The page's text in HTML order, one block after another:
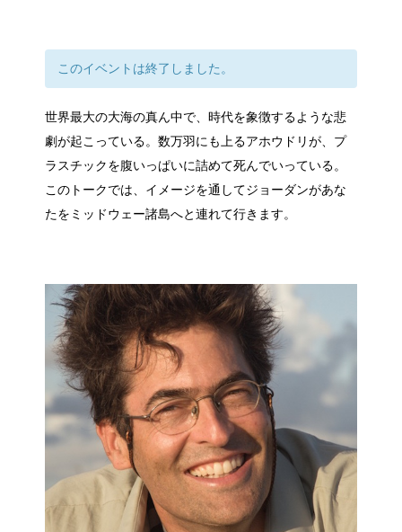
このイベントは終了しました。
世界最大の大海の真ん中で、時代を象徴するような悲
劇が起こっている。数万羽にも上るアホウドリが、プ
ラスチックを腹いっぱいに詰めて死んでいっている。
このトークでは、イメージを通してジョーダンがあな
たをミッドウェー諸島へと連れて行きます。